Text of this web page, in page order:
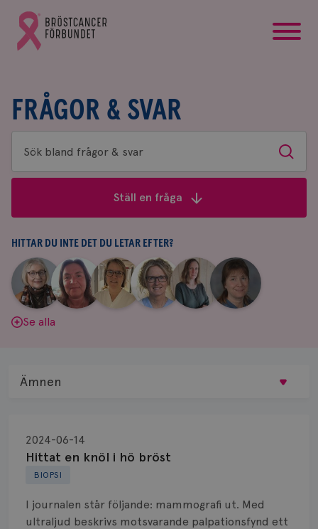
Gå
till
Bröstcancerförbundets
FRÅGOR & SVAR
Sök
bland
&
svar
Sök
Ställ en fråga
HITTAR DU INTE DET DU LETAR EFTER?
Aina
Johnsson
|
Anne
Andersson
Fredrika
Killander
|
Jeanette
Bäcklund
|
Maria
Edegran
|
Yvette
Andersson
Se alla
BIOPSI
Hittat en knöl i hö bröst
2024-06-14
I journalen står följande: mammografi ut. Med
ultraljud beskrivs motsvarande palpationsfynd ett
Ämnen
Biopsi
Biverkningar
Bröstvårta